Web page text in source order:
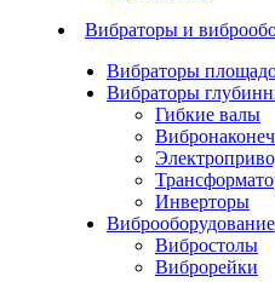
Вибраторы и
Вибраторы
Вибраторы
Гибкие валы
Инверторы
Виброоборудование
Вибростолы
Виброрейки